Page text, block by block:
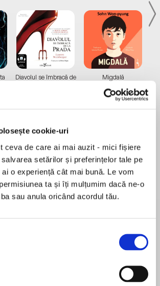
cookie-uri
ceva de care ai mai auzit - mici fișiere
setărilor și preferințelor tale pe
o experiență cât mai bună. Le vom
ta și îți mulțumim dacă ne-o
sau anula oricând acordul tău.
Diavolul se îmbracă de
Migdală
for Excellence in Nonfiction
Honor
Award, volum finalist
a publicat Originea speciilor,
și comunitățile religioase. Dar
la felul în care va fi primită
cu sufletul la gură. Umanitatea lui
dor de setea lui pentru